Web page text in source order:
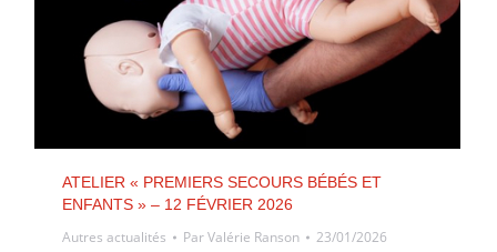
ATELIER « PREMIERS SECOURS BÉBÉS ET
ENFANTS » – 12 FÉVRIER 2026
Autres actualités ParValérie Ranson 23/01/2026